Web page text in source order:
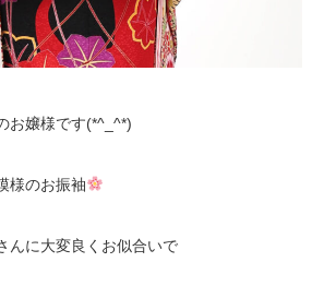
お嬢様です(*^_^*)
様のお振袖
んに大変良くお似合いで